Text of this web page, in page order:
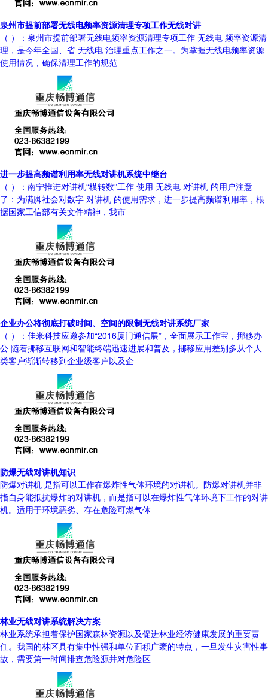
泉州市提前部署无线电频率资源清理专项工作无线对讲
（ ）：泉州市提前部署无线电频率资源清理专项工作 无线电 频率资源清
理，是今年全国、省 无线电 治理重点工作之一。为掌握无线电频率资源
使用情况，确保清理工作的规范
进一步提高频谱利用率无线对讲机系统中继台
（ ）：南宁推进对讲机“模转数”工作 使用 无线电 对讲机 的用户注意
了：为满脚社会对数字 对讲机 的使用需求，进一步提高频谱利用率，根
据国家工信部有关文件精神，我市
企业办公将彻底打破时间、空间的限制无线对讲系统厂家
（ ）：佳米科技应邀参加“2016厦门通信展”，全面展示工作宝，挪移办
公 随着挪移互联网和智能终端迅速进展和普及，挪移应用差别多从个人
类客户渐渐转移到企业级客户以及企
防爆无线对讲机知识
防爆对讲机 是指可以工作在爆炸性气体环境的对讲机。防爆对讲机并非
指自身能抵抗爆炸的对讲机，而是指可以在爆炸性气体环境下工作的对讲
机。适用于环境恶劣、存在危险可燃气体
林业无线对讲系统解决方案
林业系统承担着保护国家森林资源以及促进林业经济健康发展的重要责
任。我国的林区具有集中性强和单位面积广袤的特点，一旦发生灾害性事
故，需要第一时间排查危险源并对危险区